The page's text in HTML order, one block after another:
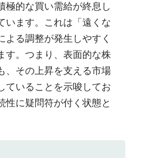
極的な買い需給が終息し
います。これは「遠くな
よる調整が発生しやすく
す。つまり、表面的な株
、その上昇を支える市場
ていることを示唆してお
性に疑問符が付く状態と